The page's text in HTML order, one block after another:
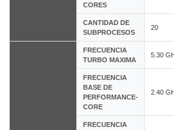
CORES
CANTIDAD DE
SUBPROCESOS
20
FRECUENCIA
TURBO MAXIMA
5.30
FRECUENCIA
BASE DE
PERFORMANCE-
CORE
2.40
FRECUENCIA